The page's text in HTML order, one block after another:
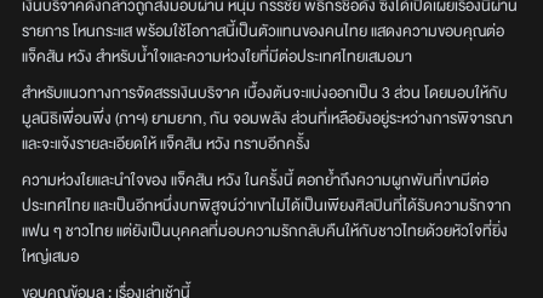
เงินบริจาคดังกล่าวถูกส่งมอบผ่าน หนุ่ม กรรชัย พิธีกรชื่อดัง ซึ่งได้เปิดเผยเรื่องนี้ผ่าน
รายการ โหนกระแส พร้อมใช้โอกาสนี้เป็นตัวแทนของคนไทย แสดงความขอบคุณต่อ
แจ็คสัน หวัง สำหรับน้ำใจและความห่วงใยที่มีต่อประเทศไทยเสมอมา
สำหรับแนวทางการจัดสรรเงินบริจาค เบื้องต้นจะแบ่งออกเป็น 3 ส่วน โดยมอบให้กับ
มูลนิธิเพื่อนพึ่ง (ภาฯ) ยามยาก, กัน จอมพลัง ส่วนที่เหลือยังอยู่ระหว่างการพิจารณา
และจะแจ้งรายละเอียดให้ แจ็คสัน หวัง ทราบอีกครั้ง
ความห่วงใยและนำใจของ แจ็คสัน หวัง ในครั้งนี้ ตอกย้ำถึงความผูกพันที่เขามีต่อ
ประเทศไทย และเป็นอีกหนึ่งบทพิสูจน์ว่าเขาไม่ได้เป็นเพียงศิลปินที่ได้รับความรักจาก
แฟน ๆ ชาวไทย แต่ยังเป็นบุคคลที่มอบความรักกลับคืนให้กับชาวไทยด้วยหัวใจที่ยิ่ง
ใหญ่เสมอ